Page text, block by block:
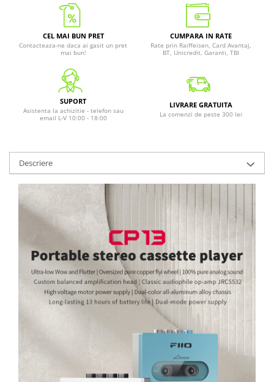
CEL MAI BUN PRET
Contacteaza-ne daca ai gasit un pret
mai bun!
CUMPARA IN RATE
Rate prin Raiffeisen, Card Avantaj,
BT, Unicredit, Garanti, TBI
SUPORT
Asistenta la achizitie - telefon sau
email L-V 10:00 - 18:00
LIVRARE GRATUITA
La comenzi de peste 300 lei
Descriere